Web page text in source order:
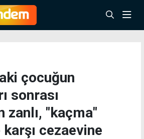
çocuğun
sonrası
zanlı, "kaçma"
cezaevine